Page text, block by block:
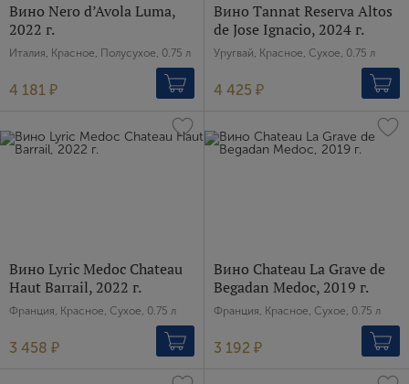
Вино Nero d’Avola Luma,
2022 г.
Италия, Красное, Полусухое, 0.75 л
4 181 ₽
Вино Tannat Reserva Altos
de Jose Ignacio, 2024 г.
Уругвай, Красное, Сухое, 0.75 л
4 425 ₽
Вино Lyric Medoc Chateau
Haut Barrail, 2022 г.
Франция, Красное, Сухое, 0.75 л
3 458 ₽
Вино Chateau La Grave de
Begadan Medoc, 2019 г.
Франция, Красное, Сухое, 0.75 л
3 192 ₽